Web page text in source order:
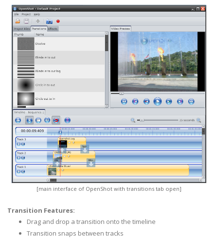
[main interface of OpenShot with transitions tab open]
Transition Features:
Drag and drop a transition onto the timeline
Transition snaps between tracks